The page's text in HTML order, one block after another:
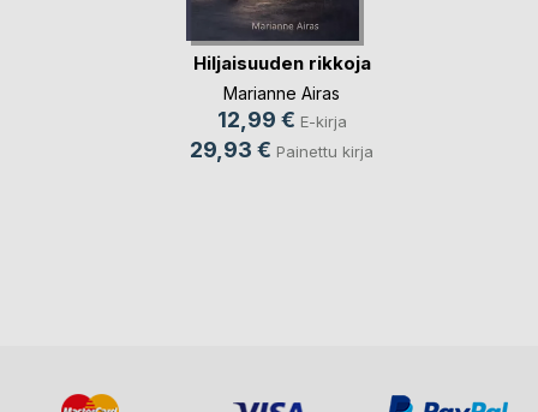
Hiljaisuuden rikkoja
Marianne Airas
12,99 € E-kirja
29,93 € Painettu kirja